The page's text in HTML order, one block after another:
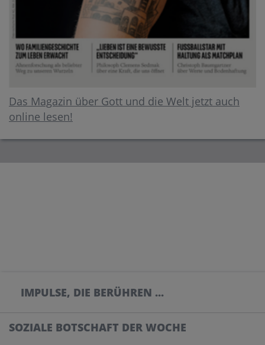
Das Magazin über Gott und die Welt jetzt auch
online lesen!
IMPULSE, DIE BERÜHREN ...
SOZIALE BOTSCHAFT DER WOCHE